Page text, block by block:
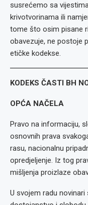
susrećemo sa
krivotvorinama ili
tome što osim pisane
obavezuje, ne postoje
etičke kodekse.
KODEKS ČASTI BH
OPĆA NAČELA
Pravo na informaciju,
osnovnih prava
rasu, nacionalnu
opredjeljenje. Iz tog
mišljenja proizlaze
U svojem radu novinari